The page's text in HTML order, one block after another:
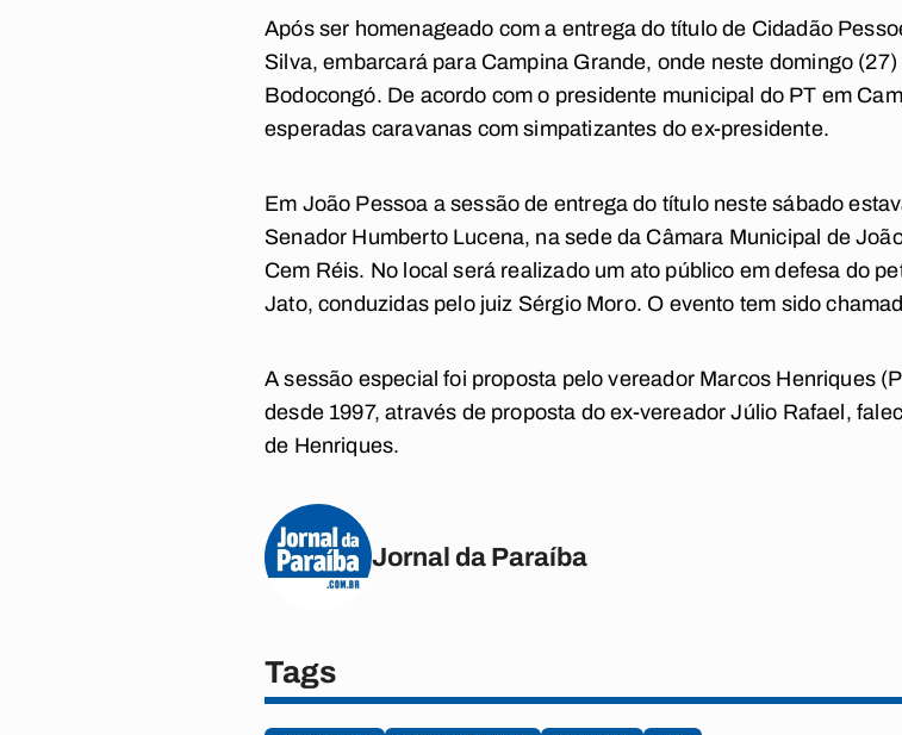
Após ser homenageado com a entrega do título de Cidadão
Silva, embarcará para Campina Grande, onde neste domingo
Bodocongó. De acordo com o presidente municipal do PT em
esperadas caravanas com simpatizantes do ex-presidente.
Em João Pessoa a sessão de entrega do título neste sábado
Senador Humberto Lucena, na sede da Câmara Municipal de
Cem Réis. No local será realizado um ato público em defesa do
Jato, conduzidas pelo juiz Sérgio Moro. O evento tem sido
A sessão especial foi proposta pelo vereador Marcos Henriques
desde 1997, através de proposta do ex-vereador Júlio Rafael,
de Henriques.
Jornal da Paraíba
Tags